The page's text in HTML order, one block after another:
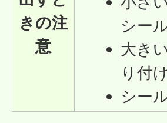
きの注
意
シー
大き
り付
シー